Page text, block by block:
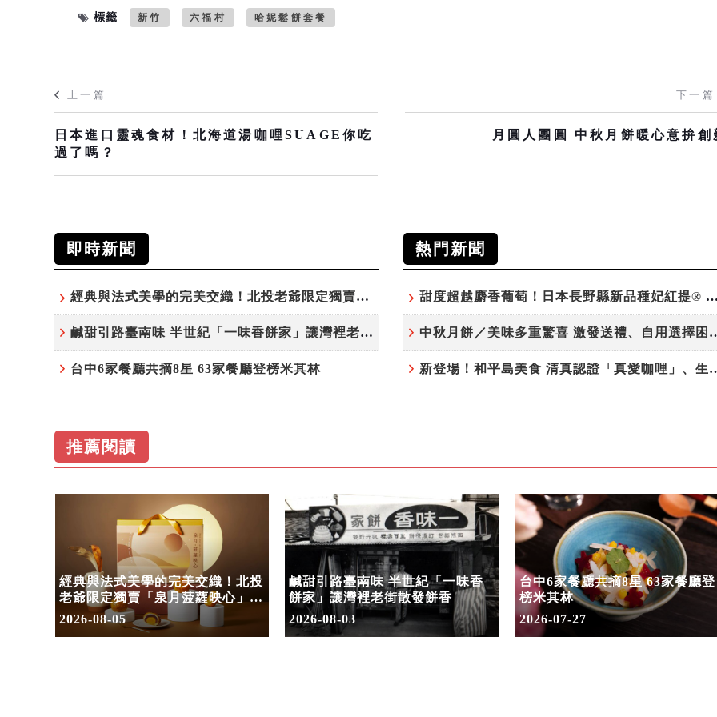
標籤 新竹 六福村 哈妮鬆餅套餐
上一篇
日本進口靈魂食材！北海道湯咖哩SUAGE你吃
過了嗎？
下一篇
月圓人團圓 中秋月餅暖心意拚創
即時新聞
經典與法式美學的完美交織！北投老爺限定獨賣「泉月菠蘿映心」中秋禮盒
鹹甜引路臺南味 半世紀「一味香餅家」讓灣裡老街散發餅香
台中6家餐廳共摘8星 63家餐廳登榜米其林
熱門新聞
甜度超越麝香葡萄！日本長野縣新品種妃紅提® 微風超市限期販售
中秋月餅／美味多重驚
新登場！和平島美食 清真認證
推薦閱讀
經典與法式美學的完美交織！北投
老爺限定獨賣「泉月菠蘿映心」中
秋禮盒
2026-08-05
鹹甜引路臺南味 半世紀「一味香
餅家」讓灣裡老街散發餅香
2026-08-03
台中6家餐廳共摘8星 63家餐廳登
榜米其林
2026-07-27